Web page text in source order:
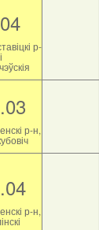
р-
р-н,
р-н,